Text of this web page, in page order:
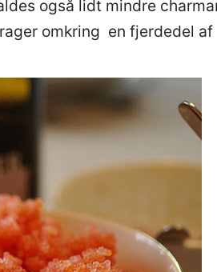
også lidt mindre
omkring en fjerdedel af